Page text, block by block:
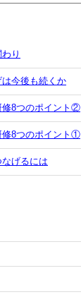
り
今後も続くか
修8つのポイント②
修8つのポイント①
げるには